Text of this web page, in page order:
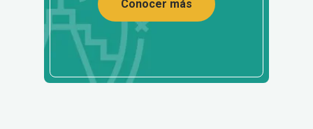
Conocer más